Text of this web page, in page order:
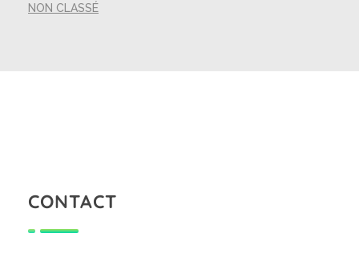
NON CLASSÉ
CONTACT